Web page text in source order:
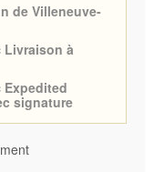
de Villeneuve-
Livraison à
Expedited
signature